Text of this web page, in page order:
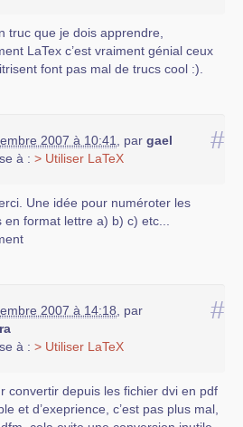
truc que je dois apprendre,
LaTex c’est vraiment génial ceux
font pas mal de trucs cool :).
#
2007 à 10:41 par gael
à : > Utiliser LaTeX
Une idée pour numéroter les
en format lettre a) b) c) etc...
#
2007 à 14:18
par
à : > Utiliser LaTeX
convertir depuis les fichier dvi en pdf
et d’exeprience, c’est pas plus mal,